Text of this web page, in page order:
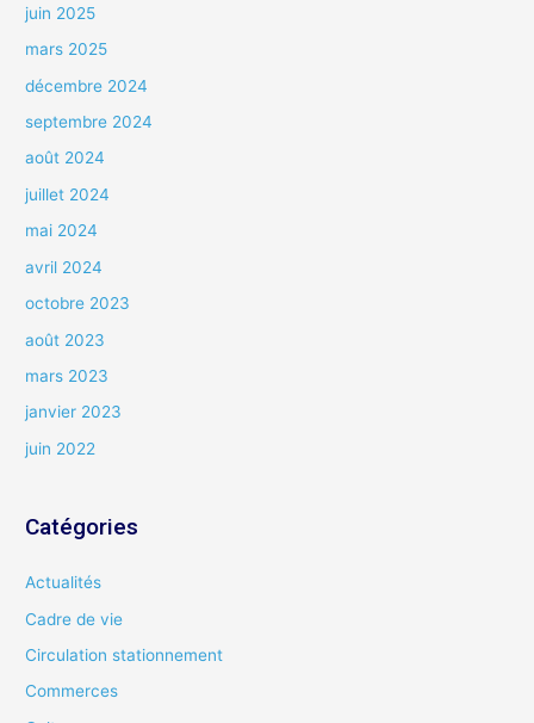
juin 2025
mars 2025
décembre 2024
septembre 2024
août 2024
juillet 2024
mai 2024
avril 2024
octobre 2023
août 2023
mars 2023
janvier 2023
juin 2022
Catégories
Actualités
Cadre de vie
Circulation stationnement
Commerces